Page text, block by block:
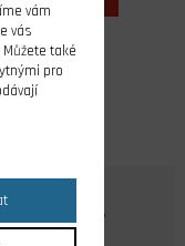
M4, DIN 985,
vám
vás
také
pro